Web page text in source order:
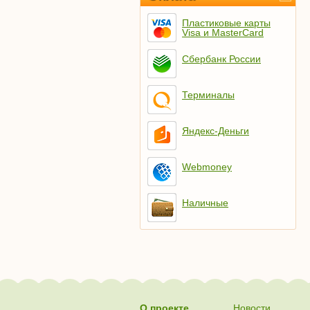
Пластиковые карты
Visa и MasterCard
Сбербанк России
Терминалы
Яндекс-Деньги
Webmoney
Наличные